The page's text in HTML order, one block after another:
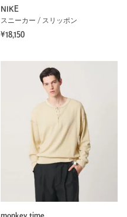
NIKE
スニーカー / スリッポン
¥18,150